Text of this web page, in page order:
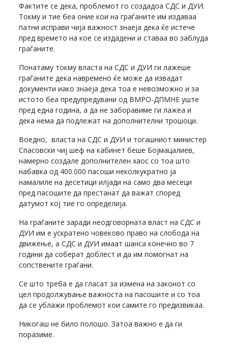
Фактите се дека, проблемот го создадоа СДС и ДУИ.
Токму и тие беа оние кои на граѓаните им издаваа
патни исправи чија важност знаеја дека ќе истече
пред времето на кое се издадени и ставаа во заблуда
граѓаните.
Понатаму токму власта на СДС и ДУИ ги лажеше
граѓаните дека навремено ќе може да извадат
документи иако знаеја дека тоа е невозможно и за
истото беа предупредувани од ВМРО-ДПМНЕ уште
пред една година, а да не заборавиме ги лажеа и
дека нема да подлежат на дополнителни трошоци.
Воедно, власта на СДС и ДУИ и тогашниот министер
Спасовски чиј шеф на кабинет беше Бојмацалиев,
намерно создале дополнителен хаос со тоа што
набавка од 400.000 пасоши неколкукратно ја
намалиле на десетици илјади на само два месеци
пред пасошите да престанат да важат според
датумот кој тие го определија.
На граѓаните заради неодговорната власт на СДС и
ДУИ им е ускратено човеково право на слобода на
движење, а СДС и ДУИ имаат шанса конечно во 7
години да соберат доблест и да им помогнат на
сопствените граѓани.
Се што треба е да гласат за измена на законот со
цел продолжување важноста на пасошите и со тоа
да се ублажи проблемот кои самите го предизвикаа.
Никогаш не било полошо. Затоа важно е да ги
поразиме.